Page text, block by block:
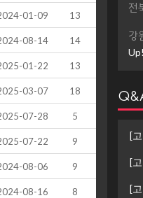
01-09 13
08-14 14
01-22 13
03-07 18
07-28 5
07-22 9
08-06 9
08-16 8
전
강
[
[